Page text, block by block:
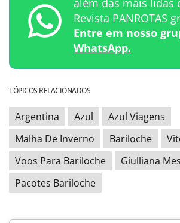
Revista PANROTAS
Entre em nosso
WhatsApp.
TÓPICOS RELACIONADOS
Argentina Azul
Azul Viagens
Malha De Inverno
Bariloche
Voos Para Bariloche
Giulliana
Pacotes Bariloche